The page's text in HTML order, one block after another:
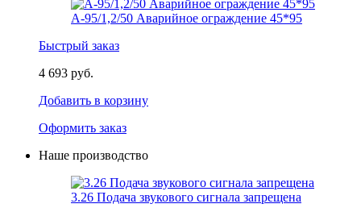
А-95/1,2/50 Аварийное ограждение 45*95
Быстрый заказ
4 693 руб.
Добавить в корзину
Оформить заказ
Наше производство
3.26 Подача звукового сигнала запрещена